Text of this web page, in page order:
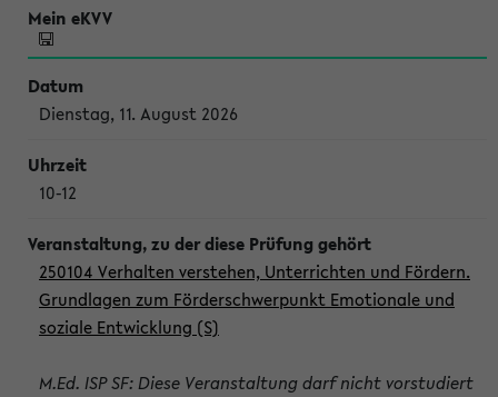
Dienstag, 11. August 2026
10-12
250104 Verhalten verstehen, Unterrichten und Fördern.
Grundlagen zum Förderschwerpunkt Emotionale und
soziale Entwicklung (S)
M.Ed. ISP SF: Diese Veranstaltung darf nicht vorstudiert